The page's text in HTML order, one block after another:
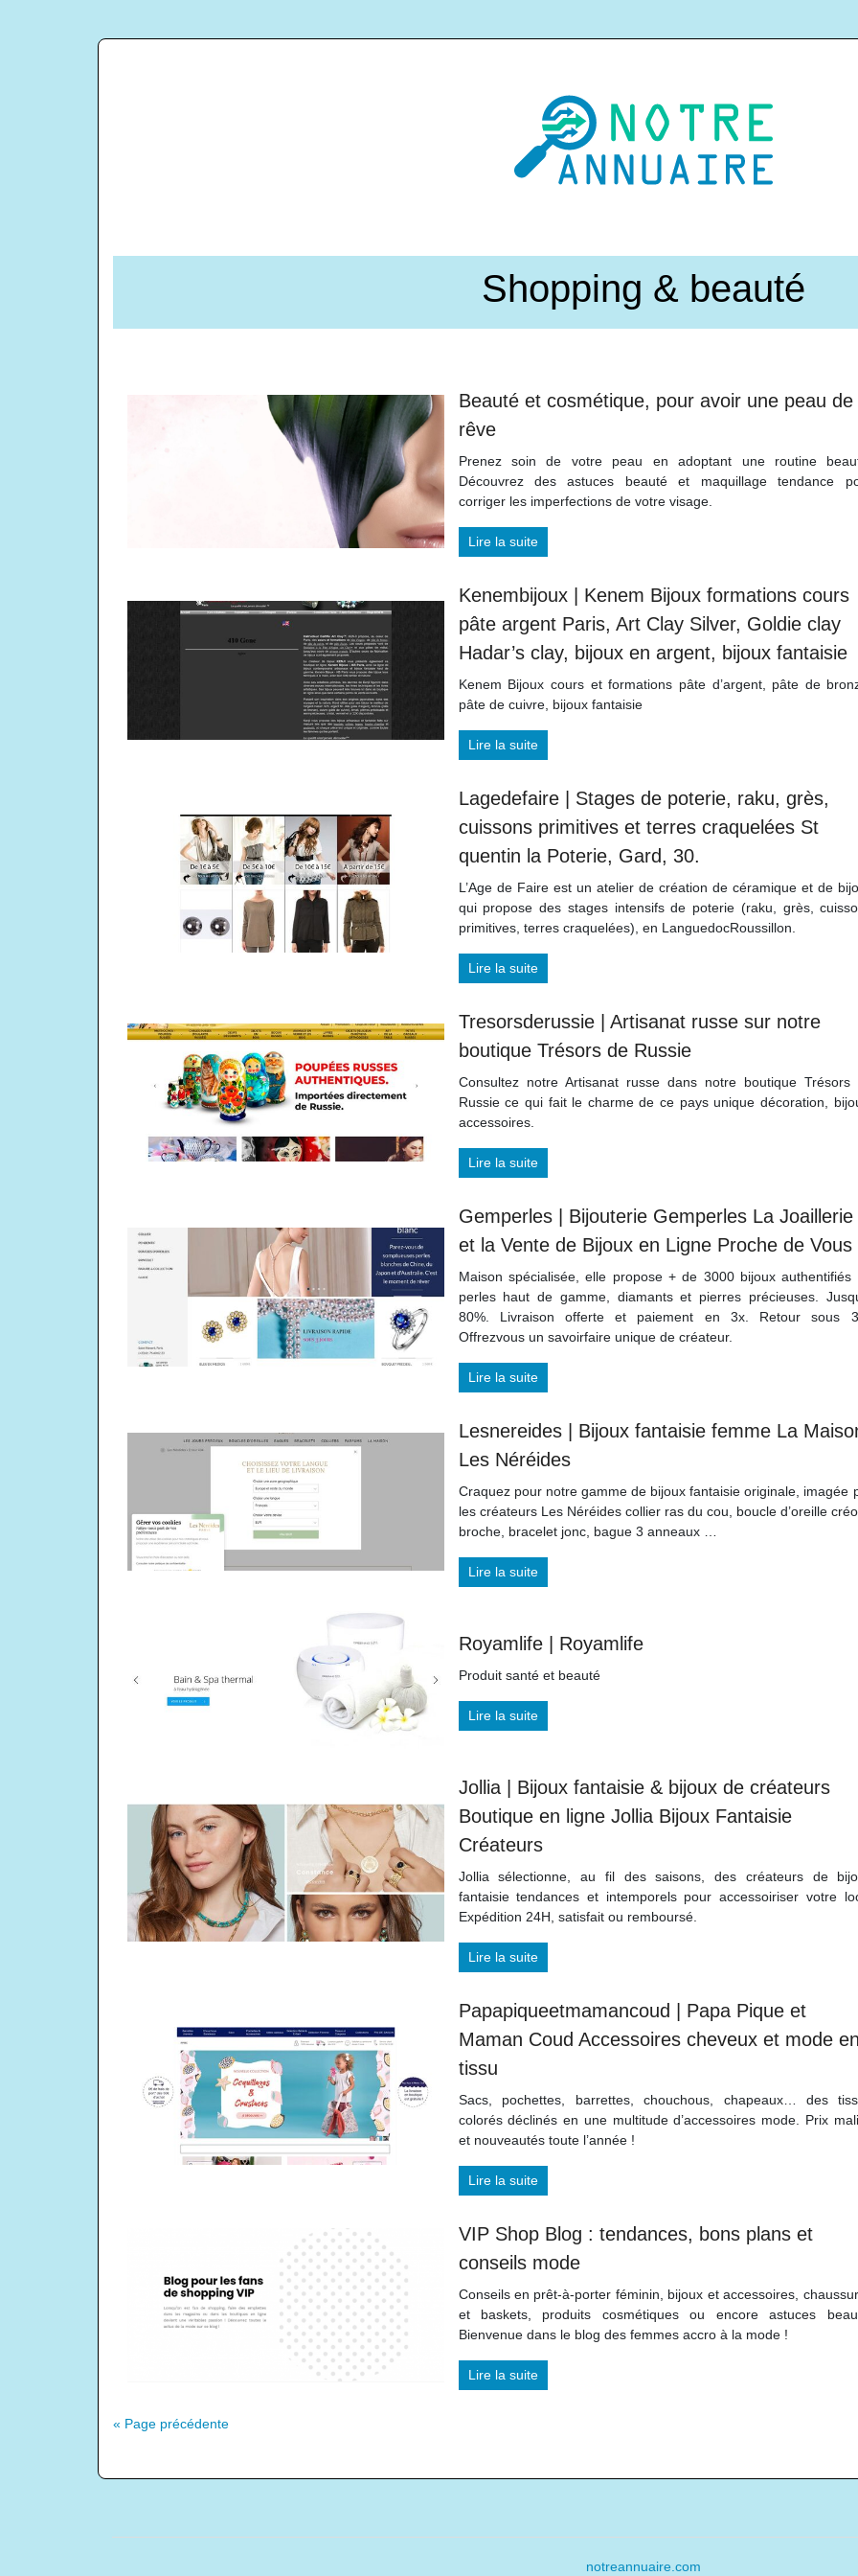
Shopping & beauté
Beauté et cosmétique, pour avoir une peau de
rêve
Prenez soin de votre peau en adoptant une routine
Découvrez des astuces beauté et maquillage tendance
corriger les imperfections de votre visage.
Lire la suite
Kenembijoux | Kenem Bijoux formations cours
pâte argent Paris, Art Clay Silver, Goldie clay
Hadar’s clay, bijoux en argent, bijoux fantaisie
Kenem Bijoux cours et formations pâte d’argent, pâte de
pâte de cuivre, bijoux fantaisie
Lire la suite
Lagedefaire | Stages de poterie, raku, grès,
cuissons primitives et terres craquelées St
quentin la Poterie, Gard, 30.
L’Age de Faire est un atelier de création de céramique et de
qui propose des stages intensifs de poterie (raku, grès,
primitives, terres craquelées), en LanguedocRoussillon.
Lire la suite
Tresorsde­rus­sie | Artisanat russe sur notre
boutique Trésors de Russie
Consultez notre Artisanat russe dans notre boutique Trésors
Russie ce qui fait le charme de ce pays unique décoration,
accessoires.
Lire la suite
Gemperles | Bijouterie Gemperles La Joaillerie
et la Vente de Bijoux en Ligne Proche de Vous
Maison spécialisée, elle propose + de 3000 bijoux authentifiés
perles haut de gamme, diamants et pierres précieuses.
80%. Livraison offerte et paiement en 3x. Retour sous
Offrezvous un savoirfaire unique de créateur.
Lire la suite
Lesnereides | Bijoux fantaisie femme La
Les Néréides
Craquez pour notre gamme de bijoux fantaisie originale, imagée
les créateurs Les Néréides collier ras du cou, boucle d’oreille
broche, bracelet jonc, bague 3 anneaux …
Lire la suite
Royamlife | Royamlife
Produit santé et beauté
Lire la suite
Jollia | Bijoux fantaisie & bijoux de créateurs
Boutique en ligne Jollia Bijoux Fantaisie
Créateurs
Jollia sélectionne, au fil des saisons, des créateurs de
fantaisie tendances et intemporels pour accessoiriser votre
Expédition 24H, satisfait ou remboursé.
Lire la suite
Papapiqueet­ma­man­coud | Papa Pique et
Maman Coud Accessoires cheveux et mode en
tissu
Sacs, pochettes, barrettes, chouchous, chapeaux… des
colorés déclinés en une multitude d’accessoires mode. Prix
et nouveautés toute l’année !
Lire la suite
VIP Shop Blog : tendances, bons plans et
conseils mode
Conseils en prêt-à-porter féminin, bijoux et accessoires,
et baskets, produits cosmétiques ou encore astuces
Bienvenue dans le blog des femmes accro à la mode !
Lire la suite
« Page précédente
notreannuaire.com